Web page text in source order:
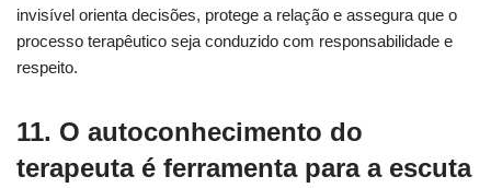
invisível orienta decisões, protege a relação e assegura que o
processo terapêutico seja conduzido com responsabilidade e
respeito.
11. O autoconhecimento do
terapeuta é ferramenta para a escuta